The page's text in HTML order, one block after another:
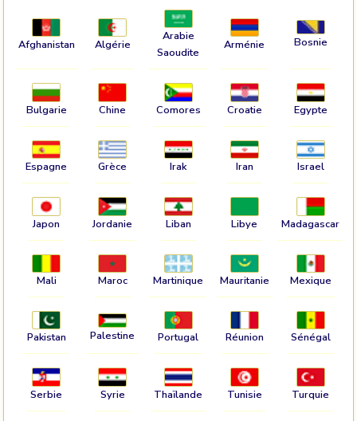
Afghanistan Algérie
Arabie
Saoudite
Arménie Bosnie
Bulgarie Chine Comores Croatie Egypte
Espagne Grèce Irak Iran Israel
Japon Jordanie Liban Libye Madagascar
Mali Maroc Martinique Mauritanie Mexique
Pakistan Palestine Portugal Réunion Sénégal
Serbie Syrie Thaïlande Tunisie Turquie